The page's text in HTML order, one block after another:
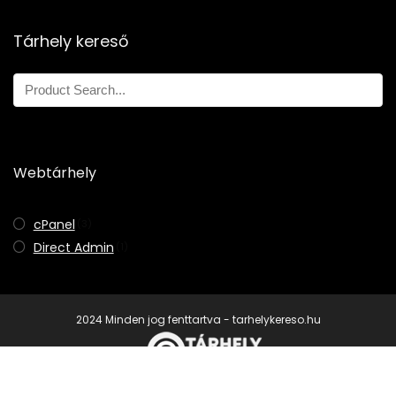
Ár 8.7
Stabil szerverek
Jó ár/érték arány
Tárhely kereső
Webtárhely
cPanel
Direct Admin
2024 Minden jog fenttartva - tarhelykereso.hu